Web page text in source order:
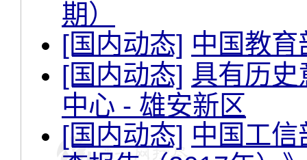
期）
[国内动态] 中国教
[国内动态] 具有历
中心 - 雄安新区
[国内动态] 中国工